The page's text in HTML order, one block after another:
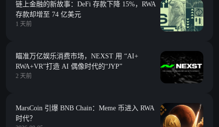
链上金融的新故事：DeFi 存款下降 15%，RWA
存款却增至 74 亿美元
1 天前
瞄准万亿娱乐消费市场，NEXST 用 “AI+
RWA+VR”打造 AI 偶像时代的“JYP”
2 天前
MarsCoin 引爆 BNB Chain：Meme 币进入 RWA
时代？